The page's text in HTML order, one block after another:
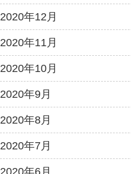
2020年12月
2020年11月
2020年10月
2020年9月
2020年8月
2020年7月
2020年6月